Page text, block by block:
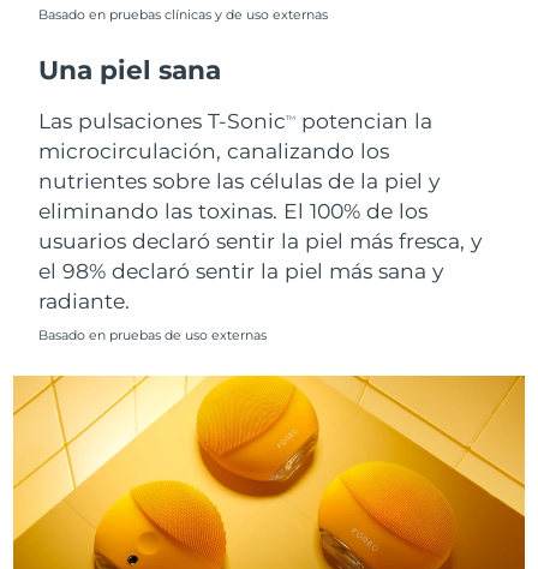
Basado en pruebas clínicas y de uso externas
Una piel sana
Las pulsaciones T-SonicTM
potencian la
microcirculación, canalizando los
nutrientes sobre las células de la piel y
eliminando las toxinas. El 100% de los
usuarios declaró sentir la piel más fresca, y
el 98% declaró sentir la piel más sana y
radiante.
Basado en pruebas de uso externas
Singapur Entrega prevista
Eslovaquia
Eslovenia Entrega prevista
Sudáfrica Entrega prevista
Corea del Sur Entrega prevista8/10/26
España
Suiza Entrega prevista 8/8/26
Taiwán Entrega prevista 8/13/26
Tailandia Entrega prevista8/12/26